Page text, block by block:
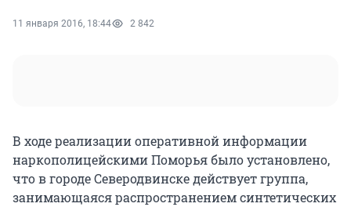
11 января 2016, 18:44 2 842
В ходе реализации оперативной информации
наркополицейскими Поморья было установлено,
что в городе Северодвинске действует группа,
занимающаяся распространением синтетических